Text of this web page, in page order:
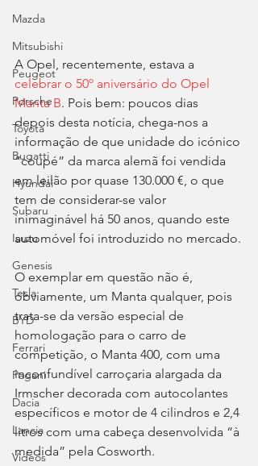
Mazda
Mitsubishi
Peugeot
Porsche
Toyota
Bugatti
Hyundai
Subaru
Isuzu
Genesis
Tesla
BYD
Ferrari
Pagani
Dacia
Lancia
Videos
A Opel, recentemente, estava a
celebrar o 50º aniversário do Opel
Manta B. Pois bem: poucos dias
depois desta notícia, chega-nos a
informação de que unidade do icónico
“coupé” da marca alemã foi vendida
em leilão por quase 130.000 €, o que
tem de considerar-se valor
inimaginável há 50 anos, quando este
automóvel foi introduzido no mercado.
O exemplar em questão não é,
obviamente, um Manta qualquer, pois
trata-se da versão especial de
homologação para o carro de
competição, o Manta 400, com uma
inconfundível carroçaria alargada da
Irmscher decorada com autocolantes
específicos e motor de 4 cilindros e 2,4
litros com uma cabeça desenvolvida “à
medida” pela Cosworth.